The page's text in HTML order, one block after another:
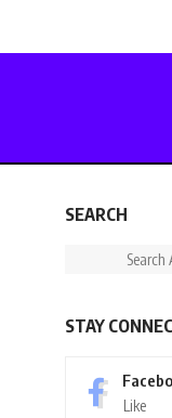
SEARCH
STAY
Like